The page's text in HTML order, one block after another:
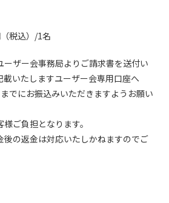
税込）/1名
ザー会事務局よりご請求書を送付い
いたしますユーザー会専用口座へ
までにお振込みいただきますようお願い
ご負担となります。
の返金は対応いたしかねますのでご